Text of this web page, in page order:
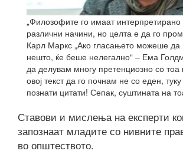
„Филозофите го имаат интерпретирано
различни начини, но целта е да го
Карл Маркс „Ако гласањето можеше
нешто, ќе беше нелегално“ – Ема
да делувам многу претенциозно со тоа
овој текст да го почнам не со еден,
познати цитати! Сепак, суштината на
Ставови и мислења на експерти
запознаат младите со нивните
во општеството.